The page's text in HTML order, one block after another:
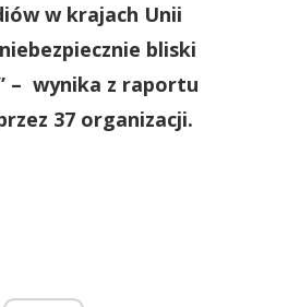
w krajach Unii
bliski
– wynika z raportu
37 organizacji.